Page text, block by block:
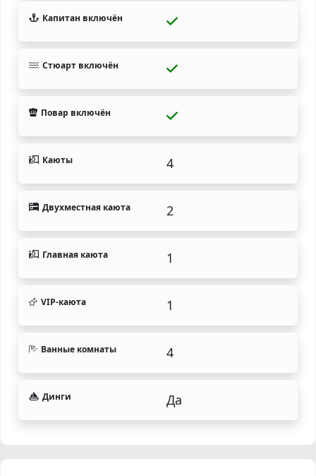
Капитан включён
Стюарт включён
Повар включён
Каюты 4
Двухместная каюта 2
Главная каюта 1
VIP-каюта 1
Ванные комнаты 4
Динги Да